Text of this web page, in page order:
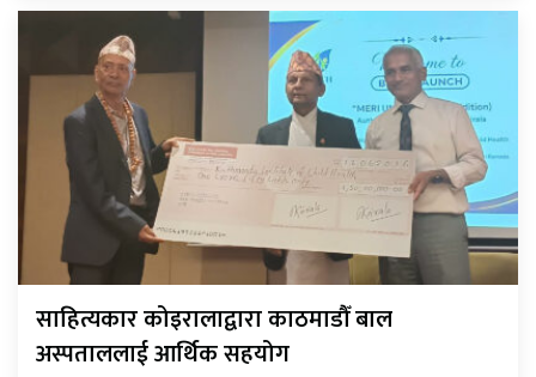
साहित्यकार कोइरालाद्वारा काठमाडौँ बाल
अस्पताललाई आर्थिक सहयोग